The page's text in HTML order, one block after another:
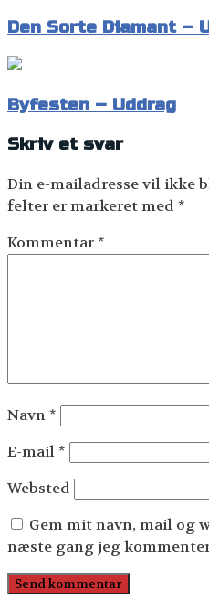
Den Sorte Diamant –
Byfesten – Uddrag
Skriv et svar
Din e-mailadresse vil ikke
felter er markeret med *
Kommentar*
Navn*
E-mail*
Websted
Gem mit navn, mail og
næste gang jeg